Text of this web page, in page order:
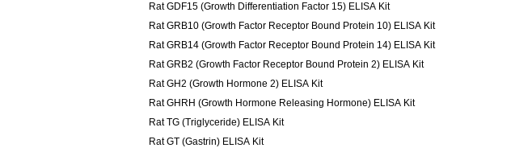
Rat GDF15 (Growth Differentiation Factor 15) ELISA Kit
Rat GRB10 (Growth Factor Receptor Bound Protein 10) ELISA Kit
Rat GRB14 (Growth Factor Receptor Bound Protein 14) ELISA Kit
Rat GRB2 (Growth Factor Receptor Bound Protein 2) ELISA Kit
Rat GH2 (Growth Hormone 2) ELISA Kit
Rat GHRH (Growth Hormone Releasing Hormone) ELISA Kit
Rat TG (Triglyceride) ELISA Kit
Rat GT (Gastrin) ELISA Kit